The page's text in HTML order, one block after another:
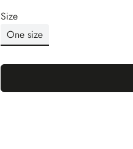
Size
One size